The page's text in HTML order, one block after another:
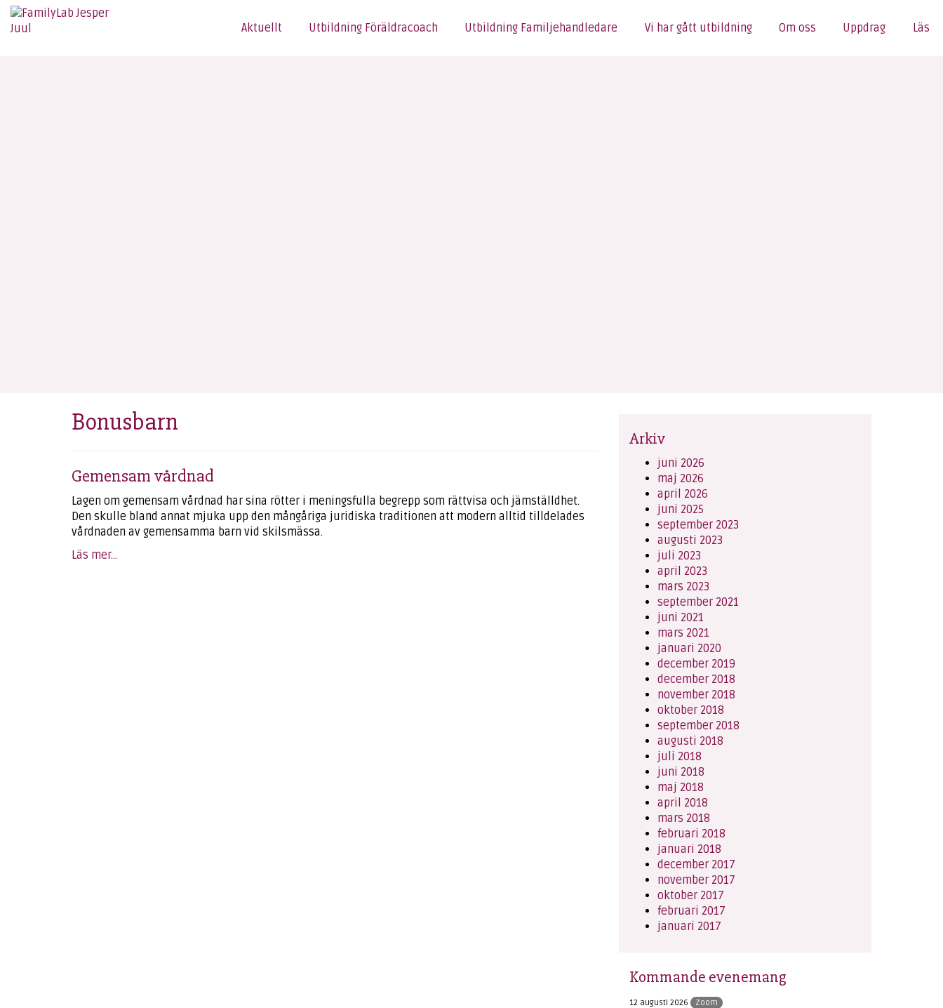
Aktuellt Utbildning Föräldracoach Utbildning Familjehandledare Vi har gått utbildning Om oss Uppdrag Läs
Bonusbarn
Gemensam vårdnad
Lagen om gemensam vårdnad har sina rötter i meningsfulla begrepp som rättvisa och jämställdhet.
Den skulle bland annat mjuka upp den mångåriga juridiska traditionen att modern alltid tilldelades
vårdnaden av gemensamma barn vid skilsmässa.
Läs mer...
Arkiv
juni 2026
maj 2026
april 2026
juni 2025
september 2023
augusti 2023
juli 2023
april 2023
mars 2023
september 2021
juni 2021
mars 2021
januari 2020
december 2019
december 2018
november 2018
oktober 2018
september 2018
augusti 2018
juli 2018
juni 2018
maj 2018
april 2018
mars 2018
februari 2018
januari 2018
december 2017
november 2017
oktober 2017
februari 2017
januari 2017
Kommande evenemang
12 augusti 2026 Zoom